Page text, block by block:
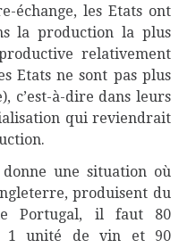
échange, les Etats ont
la production la plus
relativement
Etats ne sont pas plus
c’est-à-dire dans leurs
qui reviendrait
une situation où
produisent du
Portugal, il faut 80
1 unité de vin et 90